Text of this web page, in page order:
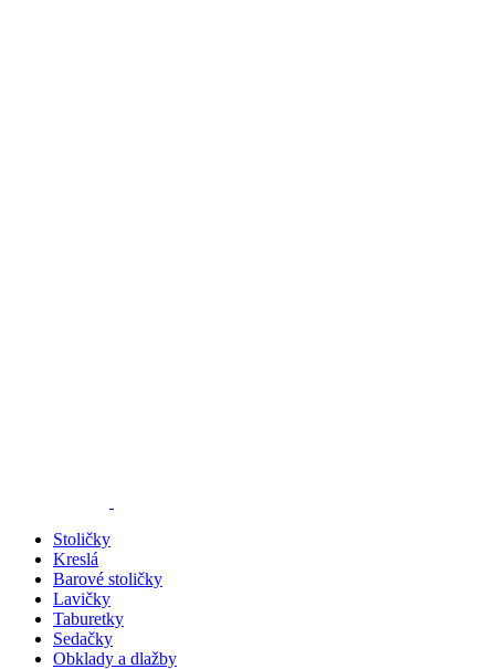
Stoličky
Kreslá
Barové stoličky
Lavičky
Taburetky
Sedačky
Obklady a dlažby